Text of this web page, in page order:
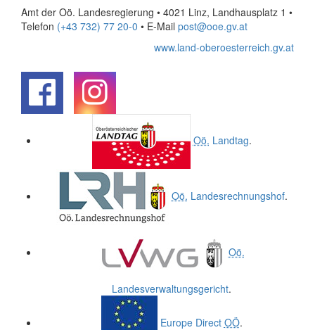
Amt der Oö. Landesregierung • 4021 Linz, Landhausplatz 1 •
Telefon (+43 732) 77 20-0 • E-Mail post@ooe.gv.at
www.land-oberoesterreich.gv.at
Oö. Landtag.
Oö. Landesrechnungshof.
Oö.
Landesverwaltungsgericht.
Europe Direct OÖ.